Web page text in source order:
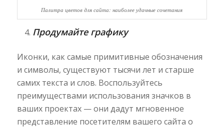
Палитра цветов для сайта: наиболее удачные сочетания
Продумайте графику
Иконки, как самые примитивные обозначения
и символы, существуют тысячи лет и старше
самих текста и слов. Воспользуйтесь
преимуществами использования значков в
ваших проектах — они дадут мгновенное
представление посетителям вашего сайта о